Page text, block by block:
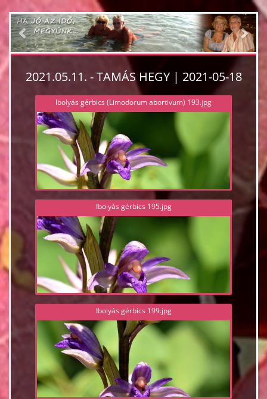
Previous
2021.05.11. - TAMÁS HEGY | 2021-05-18
Ibolyás gérbics (Limodorum abortivum) 193.jpg
Ibolyás gérbics 195.jpg
Ibolyás gérbics 199.jpg